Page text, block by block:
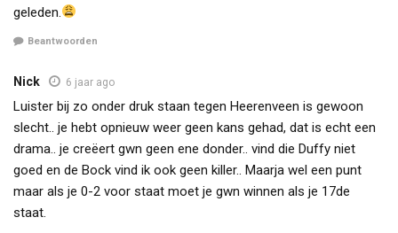
geleden.
Beantwoorden
Nick 6 jaar ago
Luister bij zo onder druk staan tegen Heerenveen is gewoon
slecht.. je hebt opnieuw weer geen kans gehad, dat is echt een
drama.. je creëert gwn geen ene donder.. vind die Duffy niet
goed en de Bock vind ik ook geen killer.. Maarja wel een punt
maar als je 0-2 voor staat moet je gwn winnen als je 17de
staat.